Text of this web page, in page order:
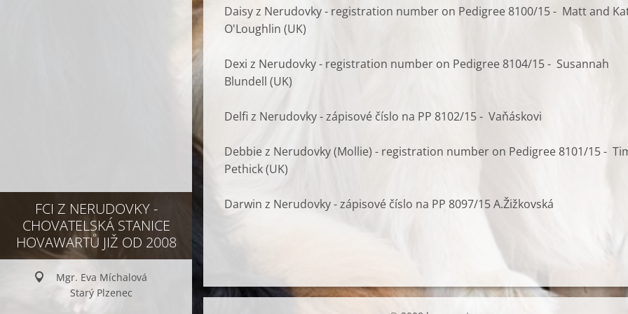
FCI Z NERUDOVKY -
CHOVATELSKÁ STANICE
HOVAWARTŮ JIŽ OD 2008
Mgr. Eva Míchalová
Starý Plzenec
Daisy z Nerudovky - registration number on Pedigree 8100/15 - Matt and
O'Loughlin (UK)
Dexi z Nerudovky - registration number on Pedigree 8104/15 - Susannah
Blundell (UK)
Delfi z Nerudovky - zápisové číslo na PP 8102/15 - Vaňáskovi
Debbie z Nerudovky (Mollie) - registration number on Pedigree 8101/15 -
Pethick (UK)
Darwin z Nerudovky - zápisové číslo na PP 8097/15 A.Žižkovská